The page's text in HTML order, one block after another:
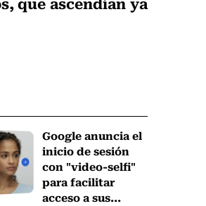
Google anuncia el
inicio de sesión
con "video-selfi"
para facilitar
acceso a sus...